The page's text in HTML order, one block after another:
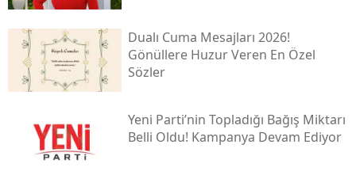
Dualı Cuma Mesajları 2026!
Gönüllere Huzur Veren En Özel
Sözler
Yeni̇ Parti’nin Topladığı Bağış Miktarı
Belli Oldu! Kampanya Devam Ediyor